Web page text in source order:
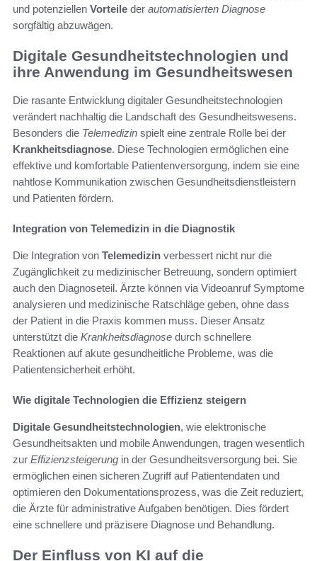
und potenziellen Vorteile der automatisierten Diagnose
sorgfältig abzuwägen.
Digitale Gesundheitstechnologien und
ihre Anwendung im Gesundheitswesen
Die rasante Entwicklung digitaler Gesundheitstechnologien
verändert nachhaltig die Landschaft des Gesundheitswesens.
Besonders die Telemedizin spielt eine zentrale Rolle bei der
Krankheitsdiagnose. Diese Technologien ermöglichen eine
effektive und komfortable Patientenversorgung, indem sie eine
nahtlose Kommunikation zwischen Gesundheitsdienstleistern
und Patienten fördern.
Integration von Telemedizin in die Diagnostik
Die Integration von Telemedizin verbessert nicht nur die
Zugänglichkeit zu medizinischer Betreuung, sondern optimiert
auch den Diagnoseteil. Ärzte können via Videoanruf Symptome
analysieren und medizinische Ratschläge geben, ohne dass
der Patient in die Praxis kommen muss. Dieser Ansatz
unterstützt die Krankheitsdiagnose durch schnellere
Reaktionen auf akute gesundheitliche Probleme, was die
Patientensicherheit erhöht.
Wie digitale Technologien die Effizienz steigern
Digitale Gesundheitstechnologien, wie elektronische
Gesundheitsakten und mobile Anwendungen, tragen wesentlich
zur Effizienzsteigerung in der Gesundheitsversorgung bei. Sie
ermöglichen einen sicheren Zugriff auf Patientendaten und
optimieren den Dokumentationsprozess, was die Zeit reduziert,
die Ärzte für administrative Aufgaben benötigen. Dies fördert
eine schnellere und präzisere Diagnose und Behandlung.
Der Einfluss von KI auf die